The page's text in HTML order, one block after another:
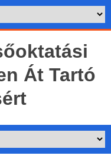
Át Tartó